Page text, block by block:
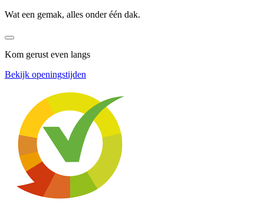
Wat een gemak, alles onder één dak.
Kom gerust even langs
Bekijk openingstijden